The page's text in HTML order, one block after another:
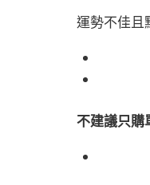
運勢不佳且
不建議只購